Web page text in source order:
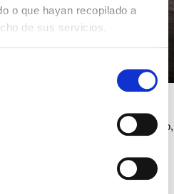
o que hayan recopilado a
de sus servicios.
empresas debe
del último balance aprobado,